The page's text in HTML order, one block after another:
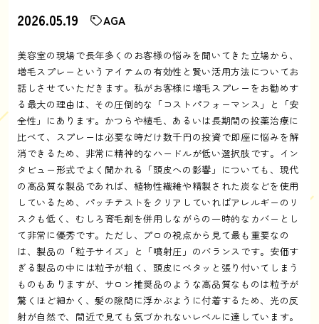
2026.05.19 AGA
美容室の現場で長年多くのお客様の悩みを聞いてきた立場から、
増毛スプレーというアイテムの有効性と賢い活用方法についてお
話しさせていただきます。私がお客様に増毛スプレーをお勧めす
る最大の理由は、その圧倒的な「コストパフォーマンス」と「安
全性」にあります。かつらや植毛、あるいは長期間の投薬治療に
比べて、スプレーは必要な時だけ数千円の投資で即座に悩みを解
消できるため、非常に精神的なハードルが低い選択肢です。イン
タビュー形式でよく聞かれる「頭皮への影響」についても、現代
の高品質な製品であれば、植物性繊維や精製された炭などを使用
しているため、パッチテストをクリアしていればアレルギーのリ
スクも低く、むしろ育毛剤を併用しながらの一時的なカバーとし
て非常に優秀です。ただし、プロの視点から見て最も重要なの
は、製品の「粒子サイズ」と「噴射圧」のバランスです。安価す
ぎる製品の中には粒子が粗く、頭皮にベタッと張り付いてしまう
ものもありますが、サロン推奨品のような高品質なものは粒子が
驚くほど細かく、髪の隙間に浮かぶように付着するため、光の反
射が自然で、間近で見ても気づかれないレベルに達しています。